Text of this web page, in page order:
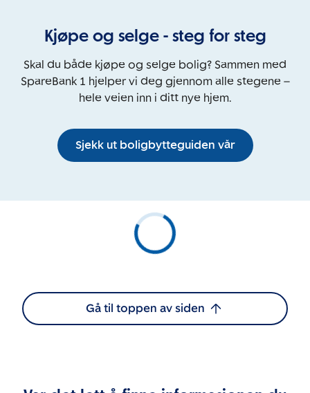
Kjøpe og selge - steg for steg
Skal du både kjøpe og selge bolig? Sammen med
SpareBank 1 hjelper vi deg gjennom alle stegene –
hele veien inn i ditt nye hjem.
Sjekk ut boligbytteguiden vår
Gå til toppen av siden